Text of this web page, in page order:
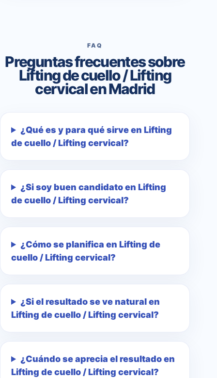
FAQ
Preguntas frecuentes sobre
Lifting de cuello / Lifting
cervical en Madrid
¿Qué es y para qué sirve en Lifting
de cuello / Lifting cervical?
¿Si soy buen candidato en Lifting
de cuello / Lifting cervical?
¿Cómo se planifica en Lifting de
cuello / Lifting cervical?
¿Si el resultado se ve natural en
Lifting de cuello / Lifting cervical?
¿Cuándo se aprecia el resultado en
Lifting de cuello / Lifting cervical?